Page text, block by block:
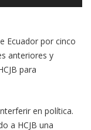
Ecuador por cinco
anteriores y
para
en política.
a HCJB una